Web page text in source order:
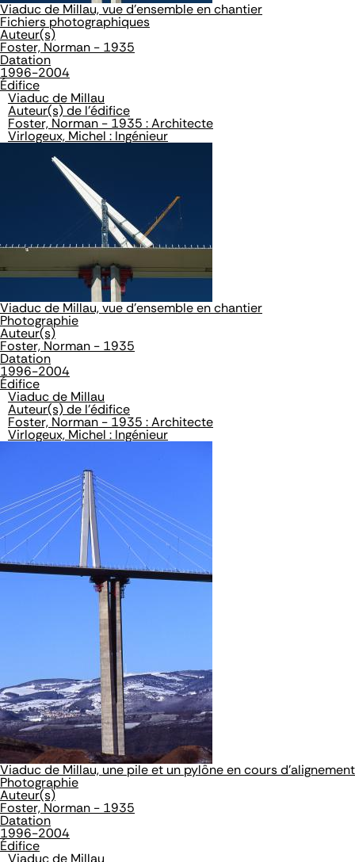
Viaduc de Millau, vue d'ensemble en chantier
Fichiers photographiques
Auteur(s)
Foster, Norman - 1935
Datation
1996-2004
Édifice
Viaduc de Millau
Auteur(s) de l'édifice
Foster, Norman - 1935 : Architecte
Virlogeux, Michel : Ingénieur
Viaduc de Millau, vue d'ensemble en chantier
Photographie
Auteur(s)
Foster, Norman - 1935
Datation
1996-2004
Édifice
Viaduc de Millau
Auteur(s) de l'édifice
Foster, Norman - 1935 : Architecte
Virlogeux, Michel : Ingénieur
Viaduc de Millau, une pile et un pylône en cours d'alignement
Photographie
Auteur(s)
Foster, Norman - 1935
Datation
1996-2004
Édifice
Viaduc de Millau